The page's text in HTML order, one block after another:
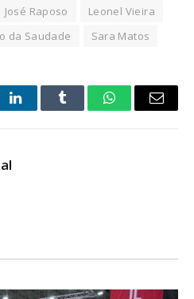
José Raposo
Leonel Vieira
da Saudade Sara Matos
LinkedInTumblr WhatsAppEmail